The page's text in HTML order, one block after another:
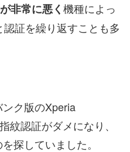
非常に悪く機種によっ
証を繰り返すことも多
ク版のXperia
紋認証がダメになり、
探していました。